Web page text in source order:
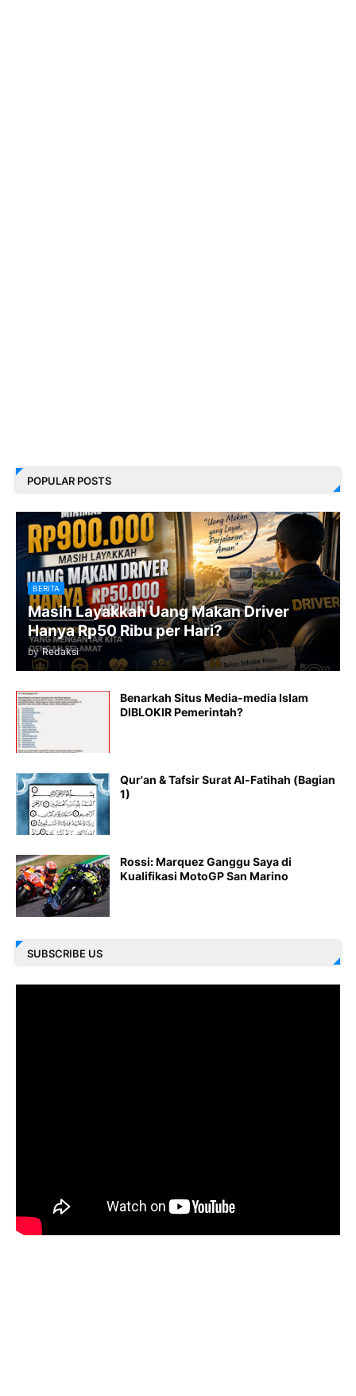
POPULAR POSTS
BERITA
Masih Layakkah Uang Makan Driver
Hanya Rp50 Ribu per Hari?
by Redaksi
Benarkah Situs Media-media Islam
DIBLOKIR Pemerintah?
Qur'an & Tafsir Surat Al-Fatihah (Bagian
1)
Rossi: Marquez Ganggu Saya di
Kualifikasi MotoGP San Marino
SUBSCRIBE US